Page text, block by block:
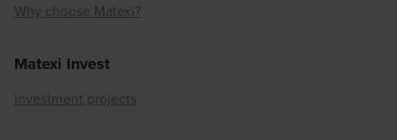
Why choose Matexi?
Matexi Invest
Investment projects